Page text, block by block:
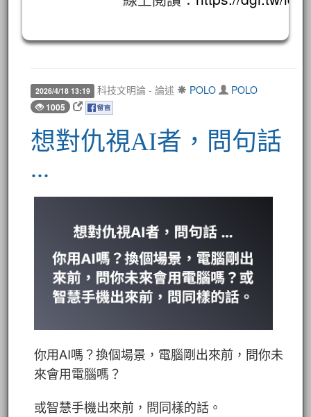
2026/4/18 13:19 科技文明論 - 論述 POLO POLO
1005
想對仇視AI者，問句話
...
你用AI嗎？換個場景，電腦剛出來前，問你未
來會用電腦嗎？
或智慧手機出來前，問同樣的話。